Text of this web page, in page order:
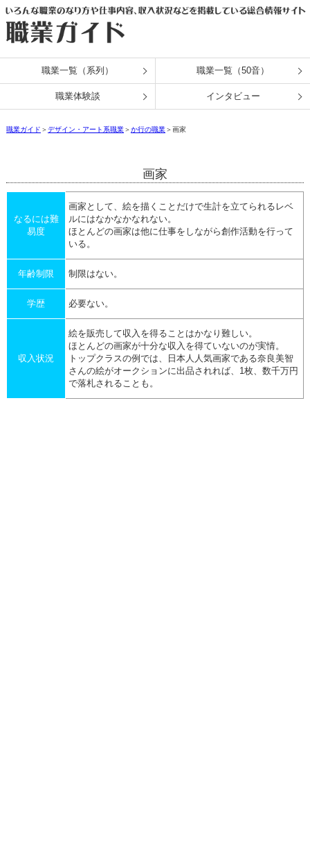
職業一覧（系列） 職業一覧（50音）
職業体験談 インタビュー
職業ガイド ＞デザイン・アート系職業＞か行の職業＞画家
画家
なるには難
易度
画家として、絵を描くことだけで生計を立てられるレベ
ルにはなかなかなれない。
ほとんどの画家は他に仕事をしながら創作活動を行って
いる。
年齢制限 制限はない。
学歴 必要ない。
収入状況
絵を販売して収入を得ることはかなり難しい。
ほとんどの画家が十分な収入を得ていないのが実情。
トップクラスの例では、日本人人気画家である奈良美智
さんの絵がオークションに出品されれば、1枚、数千万円
で落札されることも。